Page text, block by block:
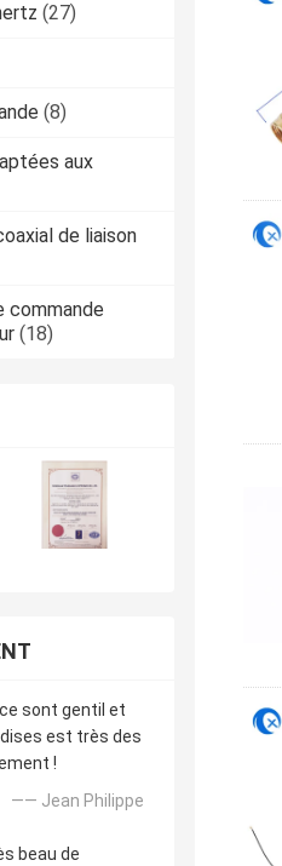
(27)
(8)
aux
de liaison
commande
(18)
sont gentil et
est très des
!
—— Jean Philippe
beau de